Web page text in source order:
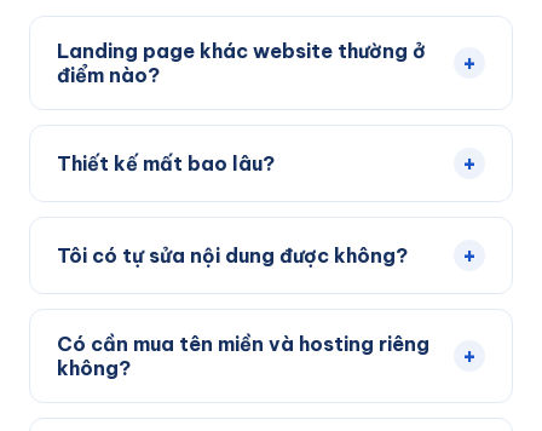
Landing page khác website thường ở
điểm nào?
+
Landing page là trang đơn hướng tới một mục tiêu
chuyển đổi duy nhất, còn website thường có nhiều
trang và nhiều mục đích khác nhau.
Thiết kế mất bao lâu? +
Thông thường 3–5 ngày làm việc kể từ khi chốt nội
dung và giao diện.
Tôi có tự sửa nội dung được không? +
Được. Chúng tôi bàn giao trang trên nền tảng dễ
chỉnh sửa và hướng dẫn bạn tự thay đổi nội dung,
hình ảnh.
Có cần mua tên miền và hosting riêng
không?
+
Có. Landing page cần tên miền và hosting để hoạt